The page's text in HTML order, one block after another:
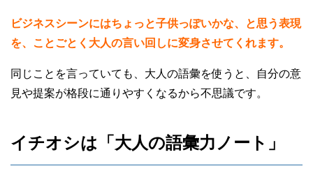
ビジネスシーンにはちょっと子供っぽいかな、と思う表現
を、ことごとく大人の言い回しに変身させてくれます。
同じことを言っていても、大人の語彙を使うと、自分の意
見や提案が格段に通りやすくなるから不思議です。
イチオシは「大人の語彙力ノート」